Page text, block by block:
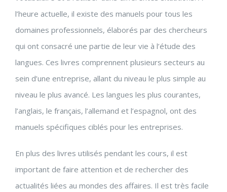
l’heure actuelle, il existe des manuels pour tous les
domaines professionnels, élaborés par des chercheurs
qui ont consacré une partie de leur vie à l’étude des
langues. Ces livres comprennent plusieurs secteurs au
sein d’une entreprise, allant du niveau le plus simple au
niveau le plus avancé. Les langues les plus courantes,
l’anglais, le français, l’allemand et l’espagnol, ont des
manuels spécifiques ciblés pour les entreprises.
En plus des livres utilisés pendant les cours, il est
important de faire attention et de rechercher des
actualités liées au mondes des affaires. Il est très facile